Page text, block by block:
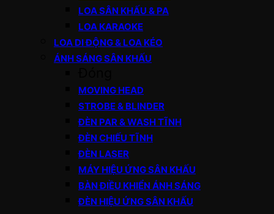
LOA SÂN KHẤU & PA
LOA KARAOKE
LOA DI ĐỘNG & LOA KÉO
ÁNH SÁNG SÂN KHẤU
MOVING HEAD
STROBE & BLINDER
ĐÈN PAR & WASH TĨNH
ĐÈN CHIẾU TĨNH
ĐÈN LASER
MÁY HIỆU ỨNG SÂN KHẤU
BÀN ĐIỀU KHIỂN ÁNH SÁNG
ĐÈN HIỆU ỨNG SÂN KHẤU